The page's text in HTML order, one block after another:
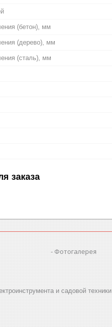
(бетон), мм
(дерево), мм
(сталь), мм
заказа
Фотогалерея
и садовой техники